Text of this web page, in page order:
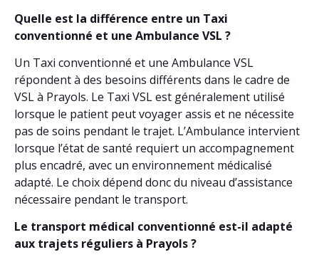
Quelle est la différence entre un Taxi
conventionné et une Ambulance VSL ?
Un Taxi conventionné et une Ambulance VSL
répondent à des besoins différents dans le cadre de
VSL à Prayols. Le Taxi VSL est généralement utilisé
lorsque le patient peut voyager assis et ne nécessite
pas de soins pendant le trajet. L’Ambulance intervient
lorsque l’état de santé requiert un accompagnement
plus encadré, avec un environnement médicalisé
adapté. Le choix dépend donc du niveau d’assistance
nécessaire pendant le transport.
Le transport médical conventionné est-il adapté
aux trajets réguliers à Prayols ?